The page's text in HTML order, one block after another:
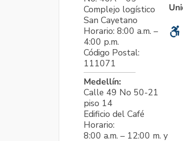
Complejo logístico
San Cayetano
Horario: 8:00 a.m. –
4:00 p.m.
Código Postal:
111071
Medellín:
Calle 49 No 50-21
piso 14
Edificio del Café
Horario:
8:00 a.m. – 12:00 m. y